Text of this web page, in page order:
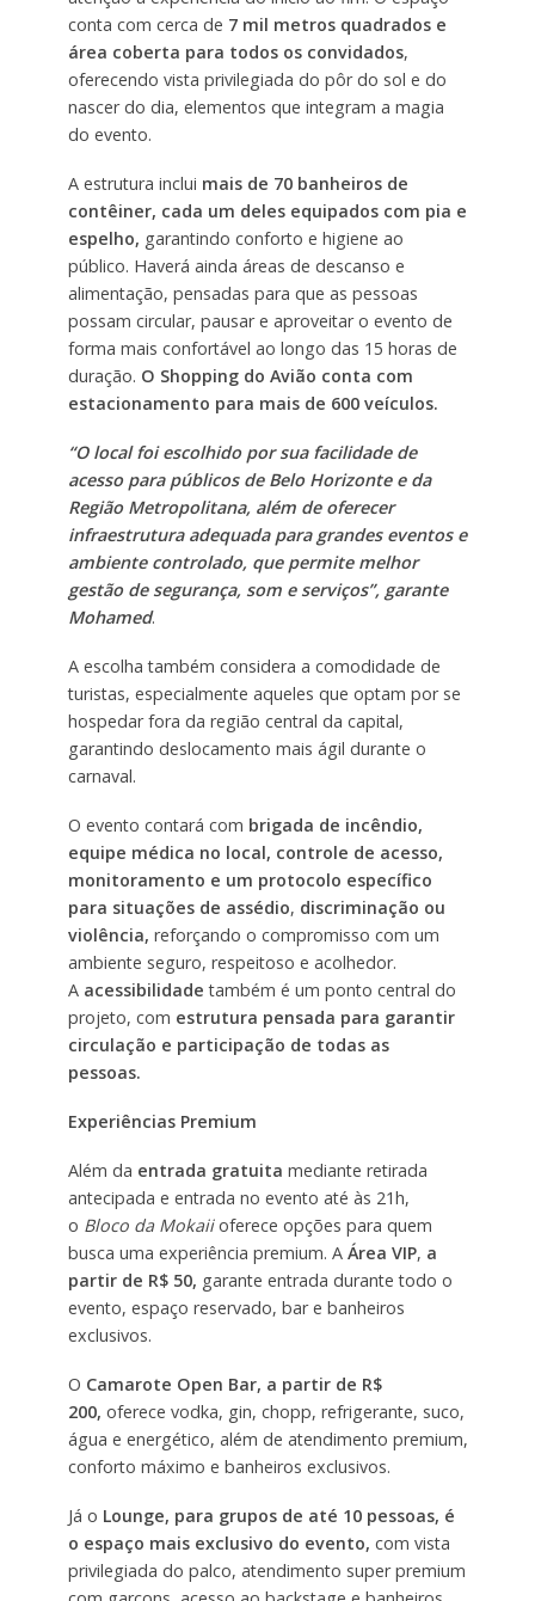
conta com cerca de 7 mil metros quadrados e
área coberta para todos os convidados,
oferecendo vista privilegiada do pôr do sol e do
nascer do dia, elementos que integram a magia
do evento.
A estrutura inclui mais de 70 banheiros de
contêiner, cada um deles equipados com pia e
espelho, garantindo conforto e higiene ao
público. Haverá ainda áreas de descanso e
alimentação, pensadas para que as pessoas
possam circular, pausar e aproveitar o evento de
forma mais confortável ao longo das 15 horas de
duração. O Shopping do Avião conta com
estacionamento para mais de 600 veículos.
“O local foi escolhido por sua facilidade de
acesso para públicos de Belo Horizonte e da
Região Metropolitana, além de oferecer
infraestrutura adequada para grandes eventos e
ambiente controlado, que permite melhor
gestão de segurança, som e serviços”, garante
Mohamed.
A escolha também considera a comodidade de
turistas, especialmente aqueles que optam por se
hospedar fora da região central da capital,
garantindo deslocamento mais ágil durante o
carnaval.
O evento contará com brigada de incêndio,
equipe médica no local, controle de acesso,
monitoramento e um protocolo específico
para situações de assédio, discriminação ou
violência, reforçando o compromisso com um
ambiente seguro, respeitoso e acolhedor.
A acessibilidadetambém é um ponto central do
projeto, com estrutura pensada para garantir
circulação e participação de todas as
pessoas.
Experiências Premium
Além da entrada gratuita mediante retirada
antecipada e entrada no evento até às 21h,
o Bloco da Mokaiioferece opções para quem
busca uma experiência premium. A Área VIP, a
partir de R$ 50, garante entrada durante todo o
evento, espaço reservado, bar e banheiros
exclusivos.
O Camarote Open Bar, a partir de R$
200, oferece vodka, gin, chopp, refrigerante, suco,
água e energético, além de atendimento premium,
conforto máximo e banheiros exclusivos.
Já o Lounge, para grupos de até 10 pessoas, é
o espaço mais exclusivo do evento, com vista
privilegiada do palco, atendimento super premium